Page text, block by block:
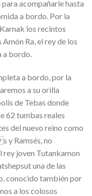
acompañarle hasta
a bordo. Por la
los recintos
Ra, el rey de los
a bordo.
a bordo, por la
a su orilla
de Tebas donde
62 tumbas reales
del nuevo reino como
y Ramsés, no
joven Tutankamon
una de las
conocido también por
a los colosos